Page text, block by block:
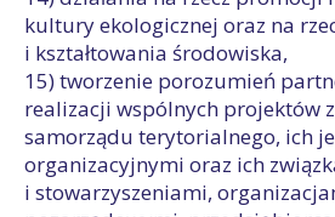
kultury ekologicznej oraz na
i kształtowania środowiska,
15) tworzenie porozumień
realizacji wspólnych projektów
samorządu terytorialnego, ich
organizacyjnymi oraz ich
i stowarzyszeniami,